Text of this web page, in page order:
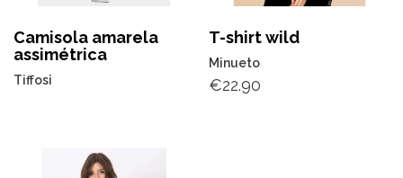
Camisola amarela
assimétrica
Tiffosi
T-shirt wild
Minueto
€22.90